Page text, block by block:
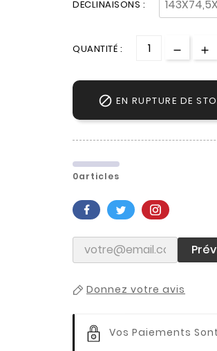
DECLINAISONS :
QUANTITÉ :
 EN RUPTURE DE
0articles
Donnez votre avis
Vos Paiements